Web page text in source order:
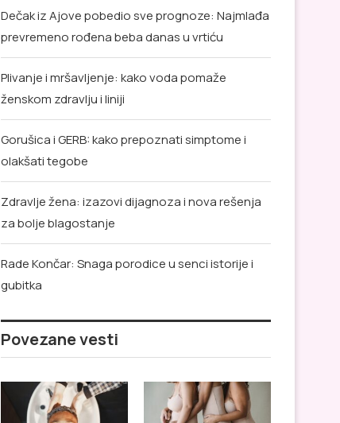
Dečak iz Ajove pobedio sve prognoze: Najmlađa
prevremeno rođena beba danas u vrtiću
Plivanje i mršavljenje: kako voda pomaže
ženskom zdravlju i liniji
Gorušica i GERB: kako prepoznati simptome i
olakšati tegobe
Zdravlje žena: izazovi dijagnoza i nova rešenja
za bolje blagostanje
Rade Končar: Snaga porodice u senci istorije i
gubitka
Povezane vesti